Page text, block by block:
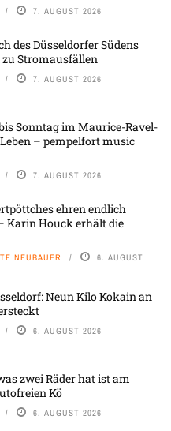
7. AUGUST 2026
des Düsseldorfer Südens
Stromausfällen
7. AUGUST 2026
Sonntag im Maurice-Ravel-
– pempelfort music
7. AUGUST 2026
ehren endlich
Karin Houck erhält die
NEUBAUER 6. AUGUST
Neun Kilo Kokain an
6. AUGUST 2026
zwei Räder hat ist am
Kö
6. AUGUST 2026